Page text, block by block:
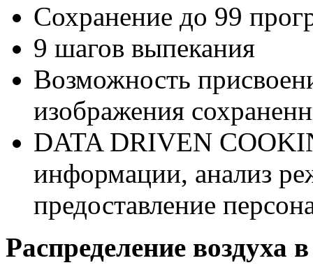
Сохранение до 99
9 шагов выпекания
Возможность
изображения
DATA DRIVEN
информации, анализ
предоставление
Распределение воздуха